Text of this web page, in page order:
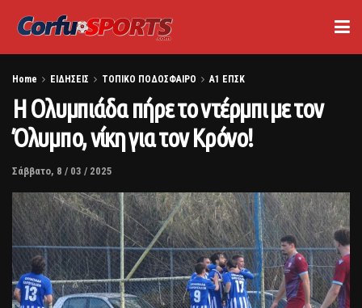
Home ΕΙΔΗΣΕΙΣ ΤΟΠΙΚΟ ΠΟΔΟΣΦΑΙΡΟ Α1 ΕΠΣΚ
Η Ολυμπιάδα πήρε το ντέρμπι με τον
Όλυμπο, νίκη για τον Κρόνο!
Σάββατο, 8 / 03 / 2025